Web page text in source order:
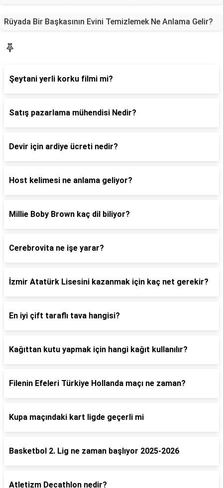
Rüyada Bir Başkasının Evini Temizlemek Ne Anlama Gelir?
Şeytani yerli korku filmi mi?
Satış pazarlama mühendisi Nedir?
Devir için ardiye ücreti nedir?
Host kelimesi ne anlama geliyor?
Millie Boby Brown kaç dil biliyor?
Cerebrovita ne işe yarar?
İzmir Atatürk Lisesini kazanmak için kaç net gerekir?
En iyi çift taraflı tava hangisi?
Kağıttan kutu yapmak için hangi kağıt kullanılır?
Filenin Efeleri Türkiye Hollanda maçı ne zaman?
Kupa maçındaki kart ligde geçerli mi
Basketbol 2. Lig ne zaman başlıyor 2025-2026
Atletizm Decathlon nedir?